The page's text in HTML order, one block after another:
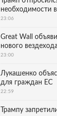
необходимости
23:06
Great Wall
нового
23:00
Лукашенко
для граждан ЕС
22:59
Трампу